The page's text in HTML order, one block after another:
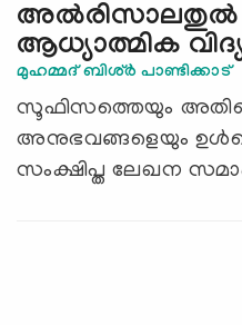
അല്‍രിസാലതുൽ
ആധ്യാത്മിക
മുഹമ്മദ് ബിശ്ർ പാണ്ടിക്കാട്
സൂഫിസത്തെയും
അനുഭവങ്ങളെയും
സംക്ഷിപ്ത ലേഖന